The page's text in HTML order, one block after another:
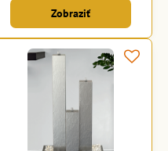
Zobraziť